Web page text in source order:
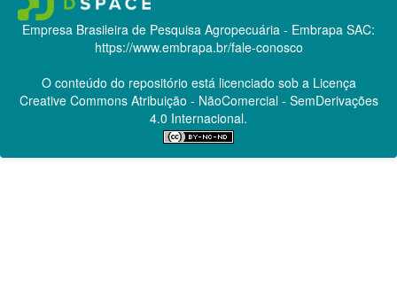
Empresa Brasileira de Pesquisa Agropecuária - Embrapa SAC:
https://www.embrapa.br/fale-conosco
O conteúdo do repositório está licenciado sob a Licença
Creative CommonsAtribuição - NãoComercial - SemDerivações
4.0 Internacional.